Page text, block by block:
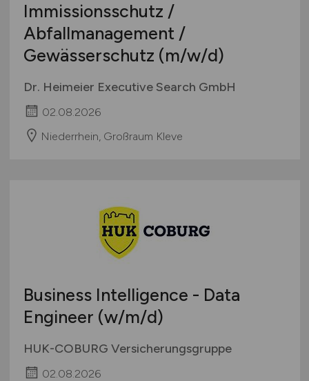
Immissionsschutz /
Abfallmanagement /
Gewässerschutz (m/w/d)
Dr. Heimeier Executive Search GmbH
02.08.2026
Niederrhein, Großraum Kleve
Business Intelligence - Data
Engineer (w/m/d)
HUK-COBURG Versicherungsgruppe
02.08.2026